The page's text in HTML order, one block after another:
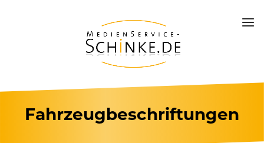
Fahrzeugbeschriftungen